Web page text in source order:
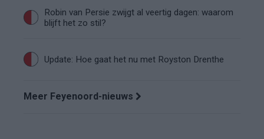
Robin van Persie zwijgt al veertig dagen: waarom
blijft het zo stil?
Update: Hoe gaat het nu met Royston Drenthe
Meer Feyenoord-nieuws